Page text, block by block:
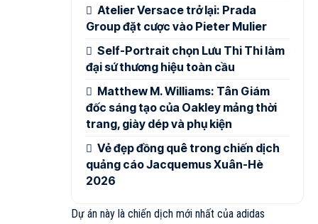
Atelier Versace trở lại: Prada
Group đặt cược vào Pieter Mulier
Self-Portrait chọn Lưu Thi Thi làm
đại sứ thương hiệu toàn cầu
Matthew M. Williams: Tân Giám
đốc sáng tạo của Oakley mảng thời
trang, giày dép và phụ kiện
Vẻ đẹp đồng quê trong chiến dịch
quảng cáo Jacquemus Xuân-Hè
2026
Dự án này là chiến dịch mới nhất của adidas